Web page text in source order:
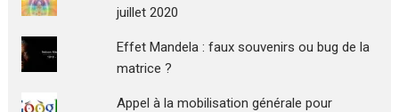
juillet 2020
Effet Mandela : faux souvenirs ou bug de la
matrice ?
Appel à la mobilisation générale pour